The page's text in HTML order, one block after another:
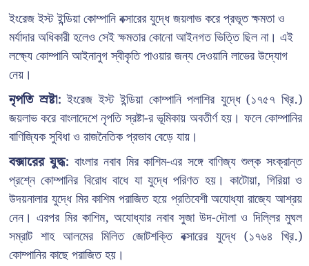
ইংরেজ ইস্ট ইন্ডিয়া কোম্পানি বক্সারের যুদ্ধে জয়লাভ করে প্রভূত ক্ষমতা ও
মর্যাদার অধিকারী হলেও সেই ক্ষমতার কোনো আইনগত ভিত্তি ছিল না। এই
লক্ষ্যে কোম্পানি আইনানুগ স্বীকৃতি পাওয়ার জন্য দেওয়ানি লাভের উদ্যোগ
নেয়।
নৃপতি স্রষ্টা:ইংরেজ ইস্ট ইন্ডিয়া কোম্পানি পলাশির যুদ্ধে (১৭৫৭ খ্রি.)
জয়লাভ করে বাংলাদেশে নৃপতি স্রষ্টা-র ভূমিকায় অবতীর্ণ হয়। ফলে কোম্পানির
বাণিজ্যিক সুবিধা ও রাজনৈতিক প্রভাব বেড়ে যায়।
বক্সারের যুদ্ধ: বাংলার নবাব মির কাশিম-এর সঙ্গে বাণিজ্য শুল্ক সংক্রান্ত
প্রশ্নে কোম্পানির বিরোধ বাধে যা যুদ্ধে পরিণত হয়। কাটোয়া, গিরিয়া ও
উদয়নালার যুদ্ধে মির কাশিম পরাজিত হয়ে প্রতিবেশী অযোধ্যা রাজ্যে আশ্রয়
নেন। এরপর মির কাশিম, অযোধ্যার নবাব সুজা উদ-দৌলা ও দিল্লির মুঘল
সম্রাট শাহ আলমের মিলিত জোটশক্তি বক্সারের যুদ্ধে (১৭৬৪ খ্রি.)
কোম্পানির কাছে পরাজিত হয়।